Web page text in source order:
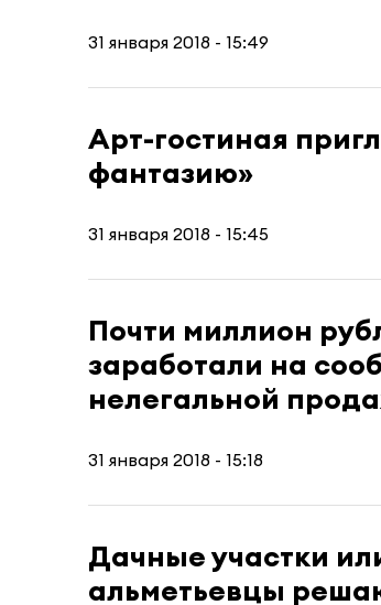
31 января 2018 - 15:49
Арт-гостиная
фантазию»
31 января 2018 - 15:45
Почти миллион
заработали на
нелегальной
31 января 2018 - 15:18
Дачные участки
альметьевцы